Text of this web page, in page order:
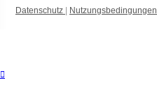
Datenschutz Nutzungsbedingungen